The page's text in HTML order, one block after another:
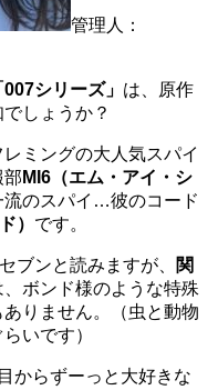
管理人：
007シリーズ」 は、原作
しょうか？
ミングの大人気スパイ
部 MI6（エム・アイ・シ
流のスパイ…彼のコード
） です。
ブンと読みますが、
関
ボンド様のような特殊
りません。（虫と動物
いです）
からずーっと大好きな